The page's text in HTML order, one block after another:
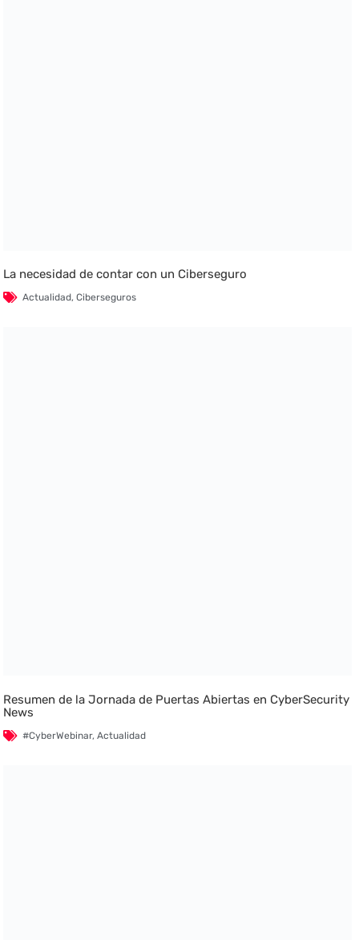
La necesidad de contar con un Ciberseguro
Actualidad,Ciberseguros
Resumen de la Jornada de Puertas Abiertas en CyberSecurity
News
#CyberWebinar,Actualidad